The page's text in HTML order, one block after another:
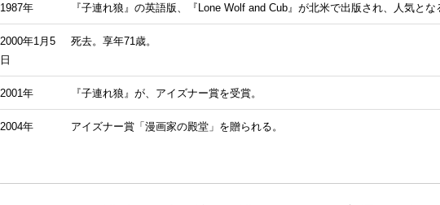
1987年 『子連れ狼』の英語版、『Lone Wolf and Cub』が北米で出版され、人気とな
2000年1月5
日
死去。享年71歳。
2001年 『子連れ狼』が、アイズナー賞を受賞。
2004年 アイズナー賞「漫画家の殿堂」を贈られる。